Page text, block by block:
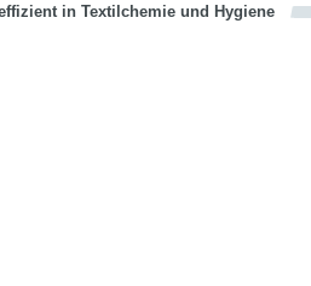
in Textilchemie und Hygiene